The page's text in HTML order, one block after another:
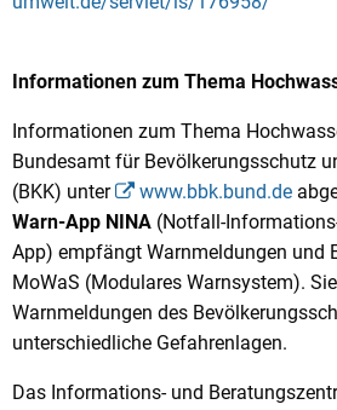
Informationen zum Thema
Informationen zum Thema
Bundesamt für Bevölkerungsschutz
(BKK) unter
www.bbk.bund.de
Warn-App NINA (Notfall-
App) empfängt Warnmeldungen und
MoWaS (Modulares Warnsystem).
Warnmeldungen des
unterschiedliche Gefahrenlagen.
Das Informations- und